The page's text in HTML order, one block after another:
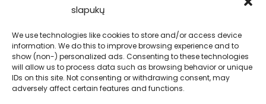
slapukų
We use technologies like cookies to store and/or access device
information. We do this to improve browsing experience and to
show (non-) personalized ads. Consenting to these technologies
will allow us to process data such as browsing behavior or unique
IDs on this site. Not consenting or withdrawing consent, may
adversely affect certain features and functions.
Kontaktai
info@bodyfoodas.lt
+370 600 77017